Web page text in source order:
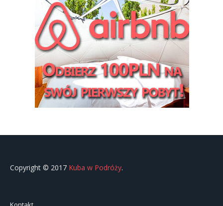
Copyright © 2017 Kuba w Podróży.